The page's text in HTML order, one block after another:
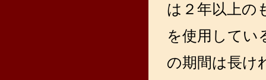
は２年以上の
を使用してい
の期間は長け